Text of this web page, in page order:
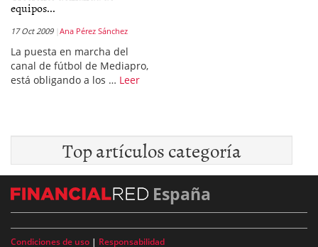
equipos...
17 Oct 2009 Ana Pérez Sánchez
La puesta en marcha del
canal de fútbol de Mediapro,
está obligando a los … Leer
Top artículos categoría
España
Condiciones de uso | Responsabilidad